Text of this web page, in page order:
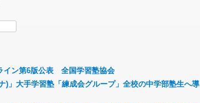
イン第6版公表 全国学習塾協会
)」大手学習塾「練成会グループ」全校の中学部塾生へ導